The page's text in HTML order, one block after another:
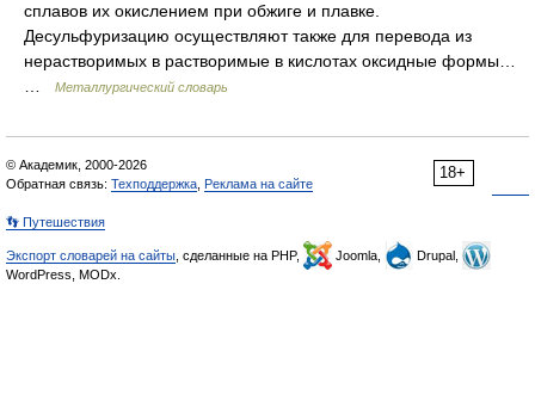
сплавов их окислением при обжиге и плавке.
Десульфуризацию осуществляют также для перевода из
нерастворимых в растворимые в кислотах оксидные формы…
Металлургический словарь
18+
© Академик, 2000-2026
Обратная связь: Техподдержка Реклама на сайте
👣 Путешествия
Экспорт словарей на сайты , сделанные на PHP, Joomla,
Drupal,
WordPress, MODx.